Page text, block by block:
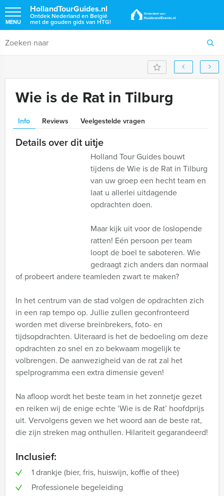
HollandTourGuides.nl
Ontdek Nederland en België
met de gouden gids van HTG!
MENU
Wie is de Rat in Tilburg
Info Reviews Veelgestelde vragen
Details over dit uitje
Holland Tour Guides bouwt
tijdens de Wie is de Rat in Tilburg
van uw groep een hecht team en
laat u allerlei uitdagende
opdrachten doen.
Maar kijk uit voor de loslopende
ratten! Eén persoon per team
loopt de boel te saboteren. Wie
gedraagt zich anders dan normaal
of probeert andere teamleden zwart te maken?
In het centrum van de stad volgen de opdrachten zich
in een rap tempo op. Jullie zullen geconfronteerd
worden met diverse breinbrekers, foto- en
tijdsopdrachten. Uiteraard is het de bedoeling om deze
opdrachten zo snel en zo bekwaam mogelijk te
volbrengen. De aanwezigheid van de rat zal het
spelprogramma een extra dimensie geven!
Na afloop wordt het beste team in het zonnetje gezet
en reiken wij de enige echte ‘Wie is de Rat’ hoofdprijs
uit. Vervolgens geven we het woord aan de beste rat,
die zijn streken mag onthullen. Hilariteit gegarandeerd!
Inclusief:
1 drankje (bier, fris, huiswijn, koffie of thee)
Professionele begeleiding